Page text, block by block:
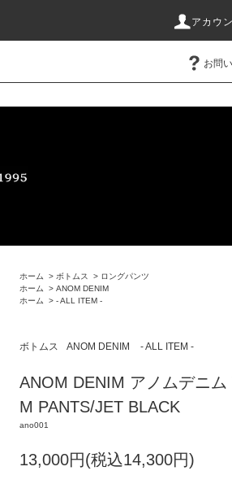
アカウ
お問
ホーム > ボトムス > ロングパンツ
ホーム
> ANOM DENIM
ホーム
> - ALL ITEM -
ボトムス ANOM DENIM - ALL ITEM -
ANOM DENIM アノムデニ
M PANTS/JET BLACK
ano001
13,000円(税込14,300円)